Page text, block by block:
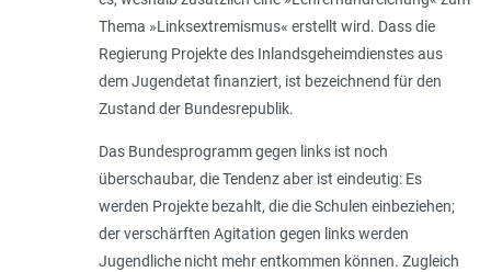
Thema »Linksextremismus« erstellt wird. Dass die
Regierung Projekte des Inlandsgeheimdienstes aus
dem Jugendetat finanziert, ist bezeichnend für den
Zustand der Bundesrepublik.
Das Bundesprogramm gegen links ist noch
überschaubar, die Tendenz aber ist eindeutig: Es
werden Projekte bezahlt, die die Schulen einbeziehen;
der verschärften Agitation gegen links werden
Jugendliche nicht mehr entkommen können. Zugleich